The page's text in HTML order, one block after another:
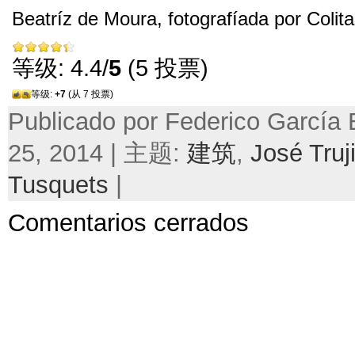
Beatríz de Moura, fotografíada por
等级: 4.4/5 (5 投票)
等级: +7 (从 7 投票)
Publicado por Federico García
25, 2014 | 主题: 建筑, José
Tusquets |
Comentarios cerrados